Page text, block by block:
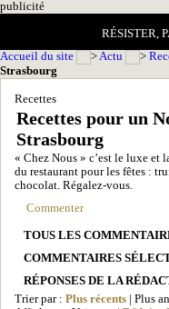
publicité
RÉSISTER,
Accueil du site
Actu
Strasbourg
Recettes
Recettes pour un
Strasbourg
« Chez Nous » c’est le luxe et
du restaurant pour les fêtes :
chocolat. Régalez-vous.
Commenter
TOUS LES
COMMENTAIRES
RÉPONSES DE LA
Trier par : Plus récents | Plus